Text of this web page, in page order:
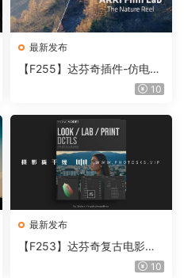
最新发布
【F255】达芬奇插件-仿电影
胶片视频调色插件 ARRI Film
10
最新发布
【F253】达芬奇复古电影胶
片质感DCTL节点调色预设 M
10